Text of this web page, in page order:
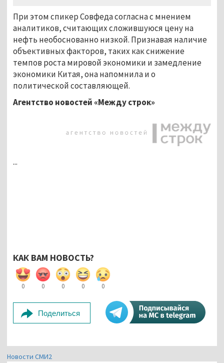
При этом спикер Совфеда согласна с мнением
аналитиков, считающих сложившуюся цену на
нефть необоснованно низкой. Признавая наличие
объективных факторов, таких как снижение
темпов роста мировой экономики и замедление
экономики Китая, она напомнила и о
политической составляющей.
Агентство новостей «Между строк»
...
КАК ВАМ НОВОСТЬ?
0 0 0 0 0
Поделиться
Новости СМИ2